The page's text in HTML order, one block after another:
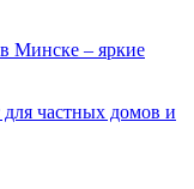
Минске – яркие
частных домов и